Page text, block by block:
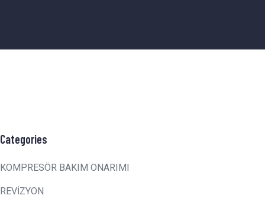
Categories
KOMPRESÖR BAKIM ONARIMI
REVİZYON